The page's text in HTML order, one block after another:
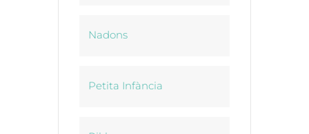
Nadons
Petita Infància